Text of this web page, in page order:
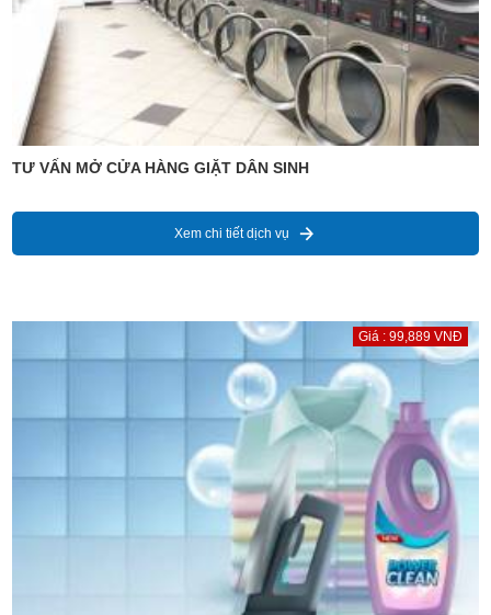
TƯ VẤN MỞ CỬA HÀNG GIẶT DÂN SINH
Xem chi tiết dịch vụ
Giá : 99,889 VNĐ